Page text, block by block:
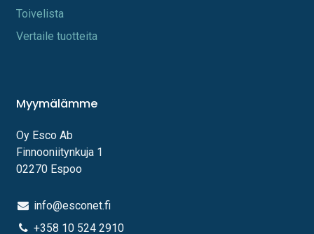
Toi​velista
Vertaile tuotteita
Myymälämme
Oy Esco Ab
Finnooniitynkuja 1
02270 Espoo
info@esconet.fi
+358 10 524 2910